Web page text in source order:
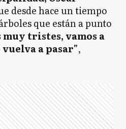
desde hace un tiempo
que están a punto
muy tristes, vamos a
a pasar",